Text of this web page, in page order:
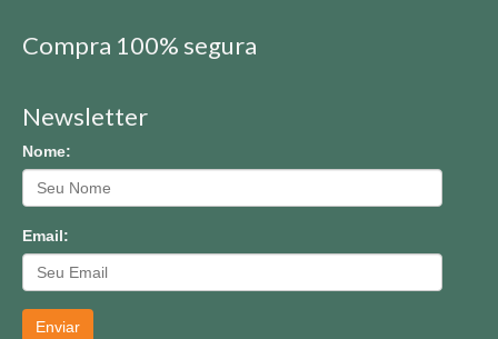
Compra 100% segura
Newsletter
Nome:
Email:
Enviar